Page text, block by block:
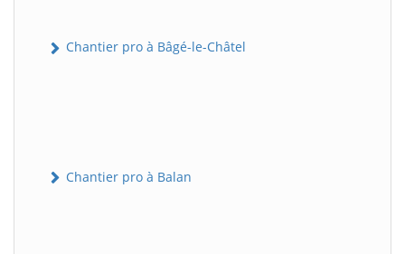
Chantier pro à Bâgé-le-Châtel
Chantier pro à Balan